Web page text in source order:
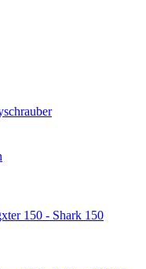
150 - Shark 150